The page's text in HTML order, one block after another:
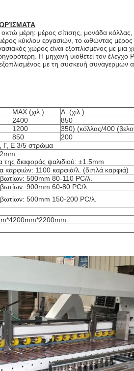
μέρη: μέρος σίτισης, μονάδα
κύκλου εργασιών, το ωθώντας
χώρος είναι εξοπλισμένος με
Η μηχανή υιοθετεί τον
με τη συσκευή συναγερμών
MAX (χιλ.) Λ. (χιλ.)
2400
850
1200
350) (κόλλας/400
850
200
Γ, Ε 3/5 στρώμα
της διαφοράς ψαλιδιού: ±1.5mm
καρφιών: 1100 καρφιά/λ. (διπλά καρφιά)
500mm 80-110 PC/λ.
900mm 60-80 PC/λ.
500mm 150-200 PC/λ.